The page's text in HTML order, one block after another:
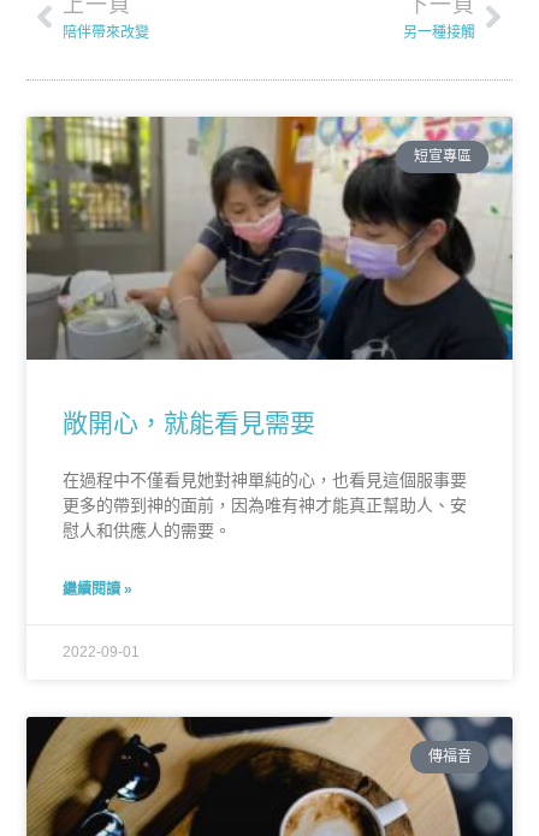
上一頁
陪伴帶來改變
下一頁
另一種接觸
短宣專區
敞開心，就能看見需要
在過程中不僅看見她對神單純的心，也看見這個服事要
更多的帶到神的面前，因為唯有神才能真正幫助人、安
慰人和供應人的需要。
繼續閱讀 »
2022-09-01
傳福音